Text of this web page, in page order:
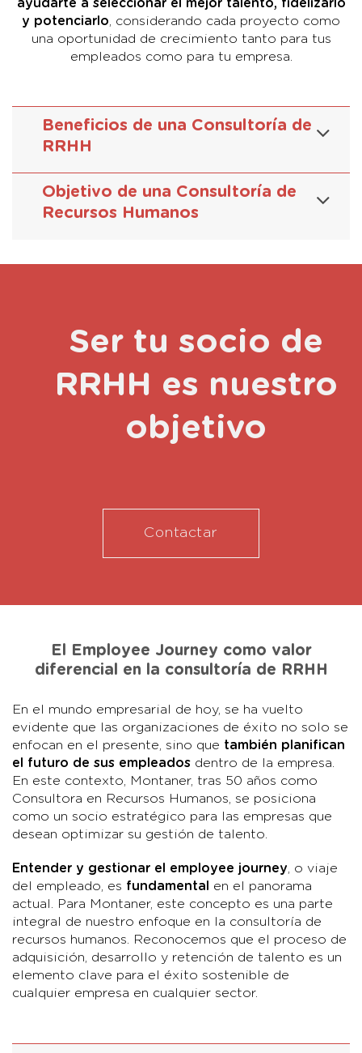
ayudarte a seleccionar el mejor talento, fidelizarlo
y potenciarlo , considerando cada proyecto como
una oportunidad de crecimiento tanto para tus
empleados como para tu empresa.
Beneficios de una Consultoría de
RRHH
Objetivo de una Consultoría de
Recursos Humanos
Ser tu socio de
RRHH es nuestro
objetivo
Contactar
El Employee Journey como valor
diferencial en la consultoría de RRHH
En el mundo empresarial de hoy, se ha vuelto
evidente que las organizaciones de éxito no solo se
enfocan en el presente, sino que también planifican
el futuro de sus empleados dentro de la empresa.
En este contexto, Montaner, tras 50 años como
Consultora en Recursos Humanos, se posiciona
como un socio estratégico para las empresas que
desean optimizar su gestión de talento.
Entender y gestionar el employee journey, o viaje
del empleado, es fundamental en el panorama
actual. Para Montaner, este concepto es una parte
integral de nuestro enfoque en la consultoría de
recursos humanos. Reconocemos que el proceso de
adquisición, desarrollo y retención de talento es un
elemento clave para el éxito sostenible de
cualquier empresa en cualquier sector.